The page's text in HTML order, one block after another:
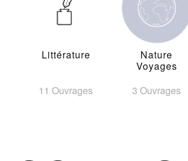
Littérature
11 Ouvrages
Nature
Voyages
3 Ouvrages